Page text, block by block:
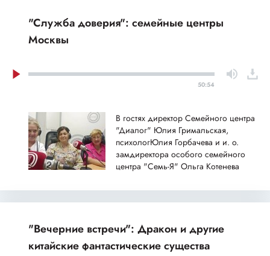
"Служба доверия": семейные центры
Москвы
50:54
В гостях директор Семейного центра
"Диалог" Юлия Гримальская,
психологЮлия Горбачева и и. о.
замдиректора особого семейного
центра "Семь-Я" Ольга Котенева
"Вечерние встречи": Дракон и другие
китайские фантастические существа